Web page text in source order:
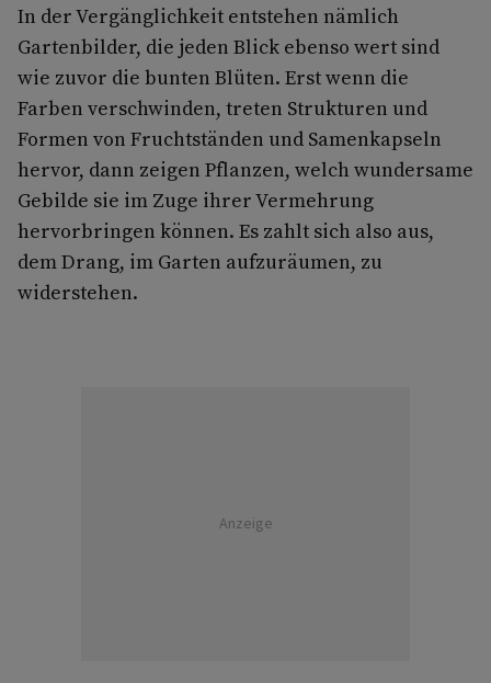
In der Vergänglichkeit entstehen nämlich
Gartenbilder, die jeden Blick ebenso wert sind
wie zuvor die bunten Blüten. Erst wenn die
Farben verschwinden, treten Strukturen und
Formen von Fruchtständen und Samenkapseln
hervor, dann zeigen Pflanzen, welch wundersame
Gebilde sie im Zuge ihrer Vermehrung
hervorbringen können. Es zahlt sich also aus,
dem Drang, im Garten aufzuräumen, zu
widerstehen.
Anzeige